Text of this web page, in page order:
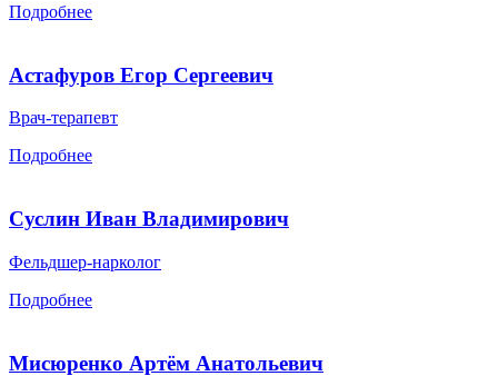
Подробнее
Астафуров Егор Сергеевич
Врач-терапевт
Подробнее
Суслин Иван Владимирович
Фельдшер-нарколог
Подробнее
Мисюренко Артём Анатольевич